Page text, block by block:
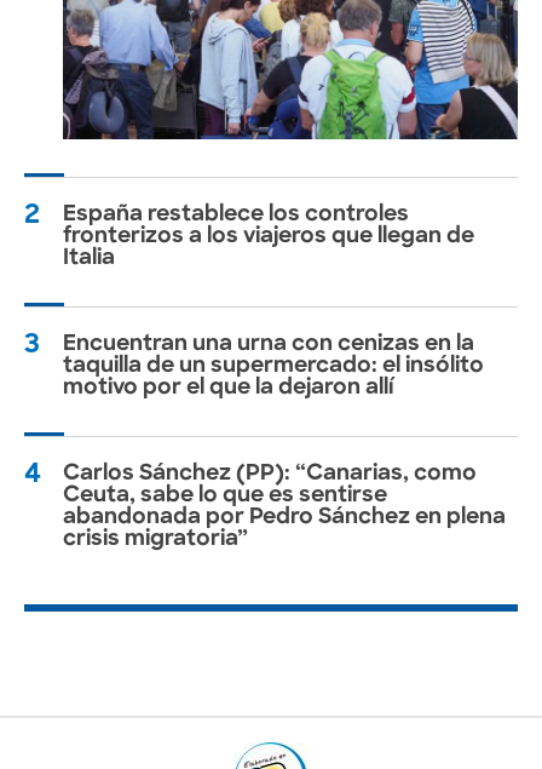
2
España restablece los controles
fronterizos a los viajeros que llegan de
Italia
3
Encuentran una urna con cenizas en la
taquilla de un supermercado: el insólito
motivo por el que la dejaron allí
4
Carlos Sánchez (PP): “Canarias, como
Ceuta, sabe lo que es sentirse
abandonada por Pedro Sánchez en plena
crisis migratoria”